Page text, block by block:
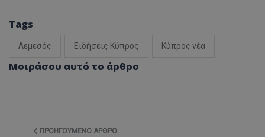
Tags
Λεμεσός Ειδήσεις Κύπρος Κύπρος νέα
Μοιράσου αυτό το άρθρο
ΠΡΟΗΓΟΎΜΕΝΟ ΆΡΘΡΟ